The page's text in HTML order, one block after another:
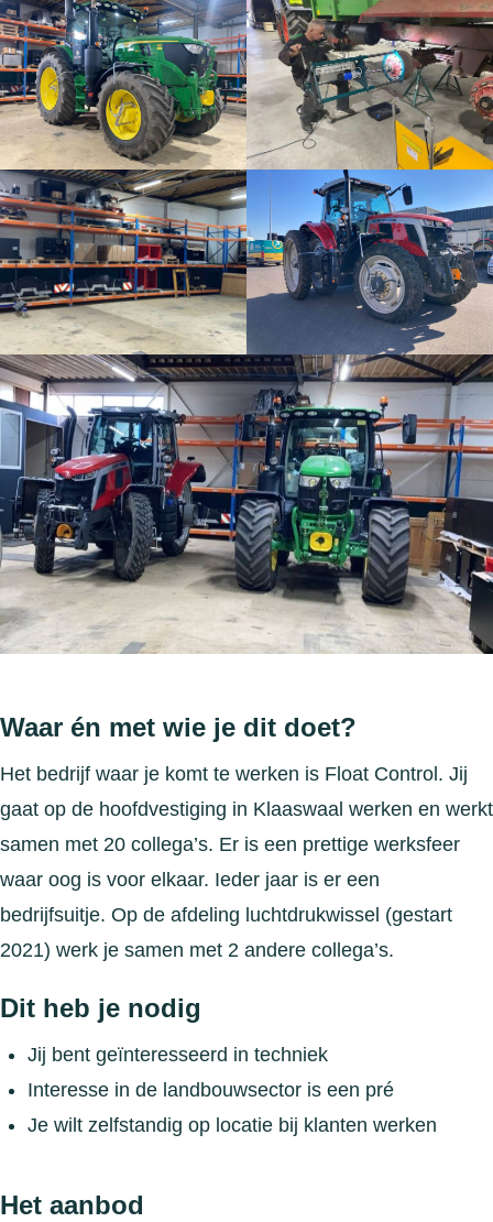
Waar én met wie je dit doet?
Het bedrijf waar je komt te werken is Float Control. Jij
gaat op de hoofdvestiging in Klaaswaal werken en werkt
samen met 20 collega’s. Er is een prettige werksfeer
waar oog is voor elkaar. Ieder jaar is er een
bedrijfsuitje. Op de afdeling luchtdrukwissel (gestart
2021) werk je samen met 2 andere collega’s.
Dit heb je nodig
Jij bent geïnteresseerd in techniek
Interesse in de landbouwsector is een pré
Je wilt zelfstandig op locatie bij klanten werken
Het aanbod